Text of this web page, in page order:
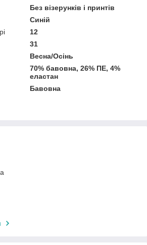
Без візерунків і принтів
Синій
12
31
Весна/Осінь
70% бавовна, 26% ПЕ, 4%
еластан
Бавовна